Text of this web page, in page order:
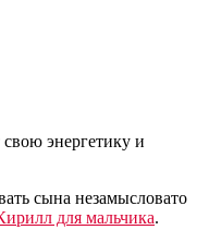
энергетику и
сына незамысловато
для мальчика.